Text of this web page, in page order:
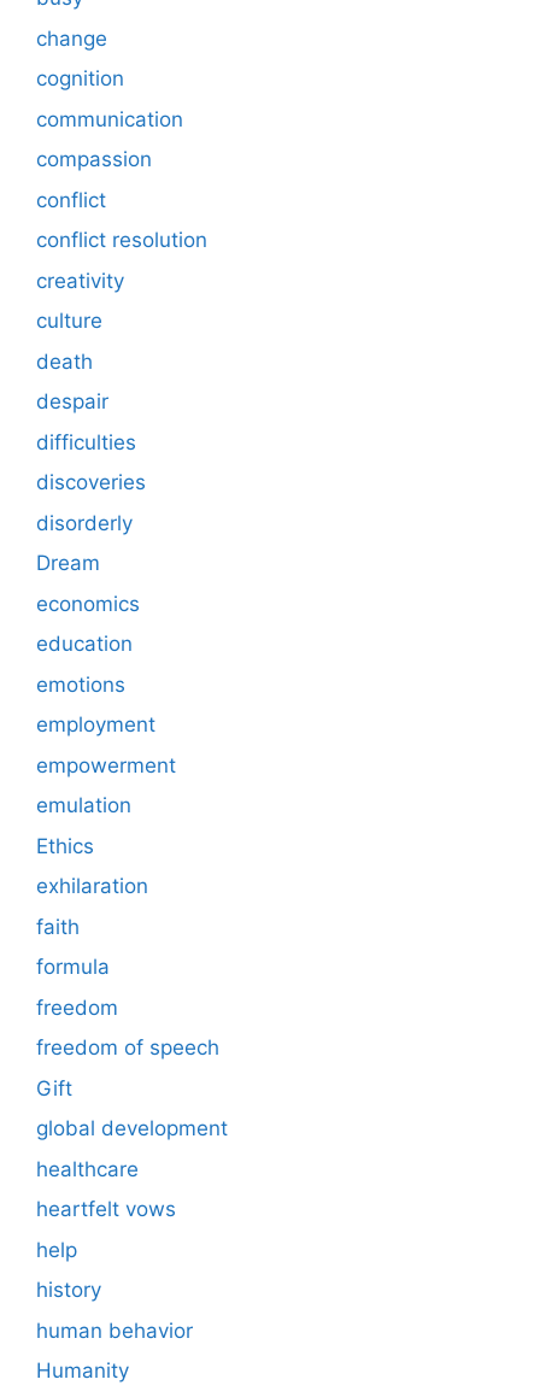
change
cognition
communication
compassion
conflict
conflict resolution
creativity
culture
death
despair
difficulties
discoveries
disorderly
Dream
economics
education
emotions
employment
empowerment
emulation
Ethics
exhilaration
faith
formula
freedom
freedom of speech
Gift
global development
healthcare
heartfelt vows
help
history
human behavior
Humanity